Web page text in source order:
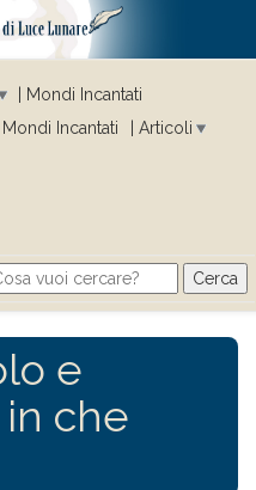
Mondi Incantati
Incantati
Articoli
form
e
che